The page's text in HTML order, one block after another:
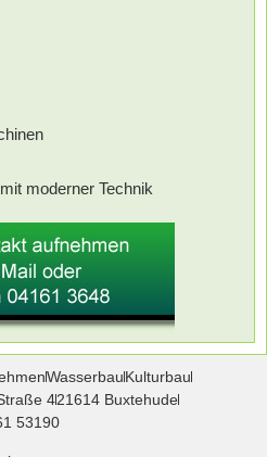
moderner Technik
WasserbauKulturbau
421614 Buxtehude
53190